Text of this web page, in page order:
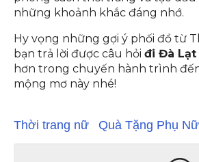
Đi Đà Lạt nên mang giày gì để
chuyển
Kết luận
Chọn trang phục đi Đà Lạt không
hợp với thời tiết, mà còn là cách
đi Đà